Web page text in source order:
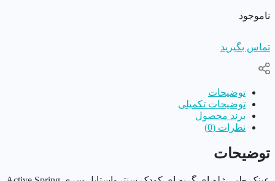
ناموجود
تماس بگیرید
توضیحات
توضیحات تکمیلی
برند محصول
نظرات (0)
توضیحات